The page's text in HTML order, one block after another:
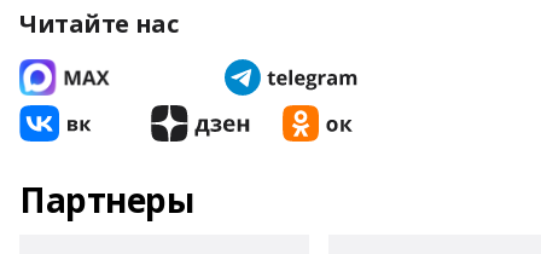
Читайте нас
Партнеры